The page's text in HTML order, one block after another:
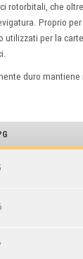
rotorbitali, che
Proprio
per la
duro